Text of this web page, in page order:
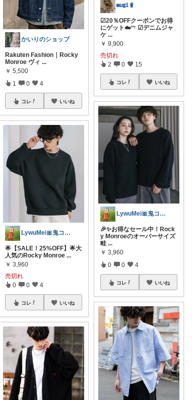
かいりのショップ
Rakuten Fashion｜Rocky
Monroe ヴィ ...
￥ 5,500
1 0 4
コレ いいね
LywuMei🎀鬼コレ踏ん張り中💖
🌟【SALE！25%OFF】🌟大
人気のRocky Monroe ...
￥ 3,960
売切れ
0 0 4
コレ いいね
𝐦𝐮𝐠𝐢🧋
☑︎20％OFFクーポンでお得
にゲット☁️𓍼 ☑︎デニムジャ
ケ ...
￥ 9,900
売切れ
2 0 15
コレ いいね
LywuMei🎀鬼コレ踏ん張り中💖
🎉✨お得なセール中！Rock
y Monroeのオーバーサイズ
畦 ...
￥ 3,960
0 0 4
コレ いいね